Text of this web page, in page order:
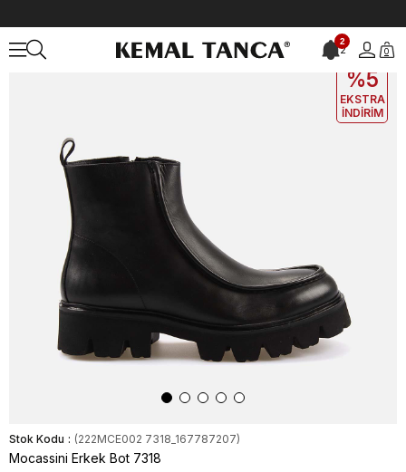
2
2 0
EKLE5
%5
EKSTRA
İNDİRİM
Stok Kodu (222MCE002 7318_167787207)
Mocassini Erkek Bot 7318